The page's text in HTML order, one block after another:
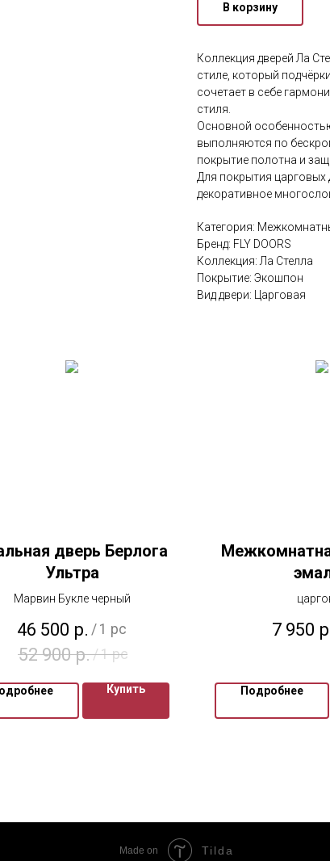
В корзину
Коллекция дверей Ла
стиле, который
сочетает в себе
стиля.
Основной
выполняются по
покрытие полотна и
Для покрытия царговых
декоративное
Категория:
Бренд: FLY DOORS
Коллекция: Ла Стелла
Покрытие: Экошпон
Вид двери: Царговая
дверь Берлога
Ультра
Марвин Букле черный
46 500 р. / 1 pc
52 900 р./1 pc
Купить
7 950
Подробнее
Made on Tilda